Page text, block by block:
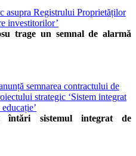
asupra Registrului Proprietăților
investitorilor’
trage un semnal de alarmă
semnarea contractului de
strategic ‘Sistem integrat
sistemul integrat de